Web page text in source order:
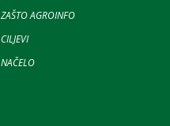
ZAŠTO AGROINFO
CILJEVI
NAČELO